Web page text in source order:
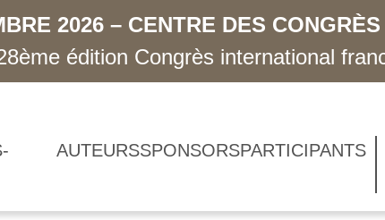
2026 – CENTRE DES
édition Congrès international
AUTEURSSPONSORSPARTICIPANTS